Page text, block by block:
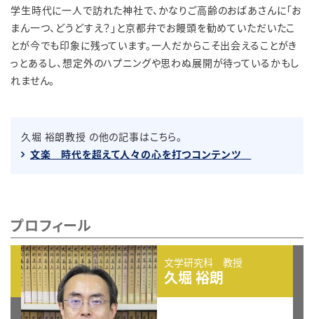
学生時代に一人で訪れた神社で、かなりご高齢のおばあさんに「お
まん一つ、どうどすえ？」と京都弁でお饅頭を勧めていただいたこ
とが今でも印象に残っています。一人だからこそ出会えることがき
っとあるし、想定外のハプニングや思わぬ展開が待っているかもし
れません。
久堀 裕朗教授 の他の記事はこちら。
文楽 時代を超えて人々の心を打つコンテンツ
プロフィール
文学研究科 教授
久堀 裕朗